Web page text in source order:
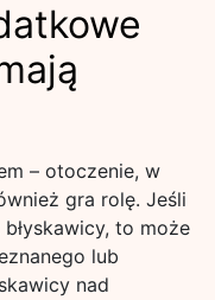
– otoczenie, w
gra rolę. Jeśli
to może
lub
nad